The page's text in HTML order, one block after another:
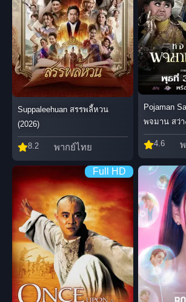
Suppaleehuan สรรพลี้หวน
(2026)
8.2 พากย์ไทย
Pojaman
พจมาน สว่า
4.6
Full HD